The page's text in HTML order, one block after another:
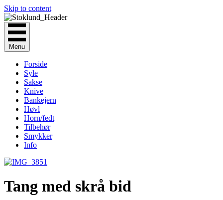
Skip to content
Menu
Forside
Syle
Sakse
Knive
Bankejern
Høvl
Horn/fedt
Tilbehør
Smykker
Info
Tang med skrå bid